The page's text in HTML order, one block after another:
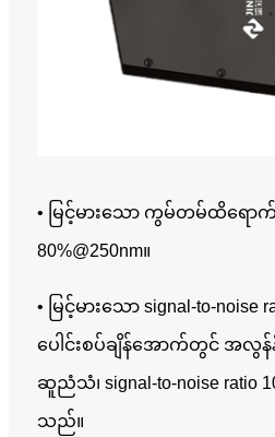
• မြင့်မားသော ကွမ်တမ်ထိရောက်မှု
80%@250nm။
• မြင့်မားသော signal-to-
ပေါင်းစပ်ချိန်အောက်တွင် အလွ
ဆူညံသံ၊ signal-to-noise ratio
သည်။